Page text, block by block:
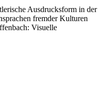
Ausdrucksform in der
fremder Kulturen
Visuelle